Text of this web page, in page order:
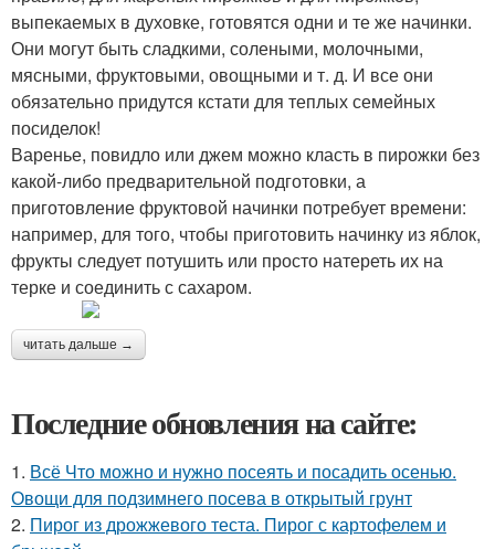
выпекаемых в духовке, готовятся одни и те же начинки.
Они могут быть сладкими, солеными, молочными,
мясными, фруктовыми, овощными и т. д. И все они
обязательно придутся кстати для теплых семейных
посиделок!
Варенье, повидло или джем можно класть в пирожки без
какой-либо предварительной подготовки, а
приготовление фруктовой начинки потребует времени:
например, для того, чтобы приготовить начинку из яблок,
фрукты следует потушить или просто натереть их на
терке и соединить с сахаром.
читать дальше →
Последние обновления на сайте:
1. Всё Что можно и нужно посеять и посадить осенью.
Овощи для подзимнего посева в открытый грунт
2. Пирог из дрожжевого теста. Пирог с картофелем и